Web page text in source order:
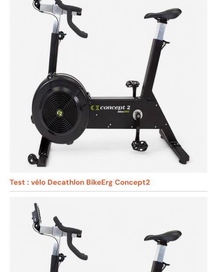
Test : vélo Decathlon BikeErg Concept2